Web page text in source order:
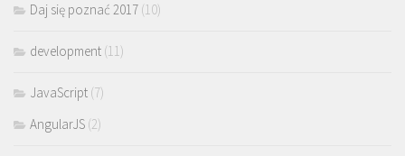
Daj się poznać 2017 (10)
development (11)
JavaScript (7)
AngularJS (2)